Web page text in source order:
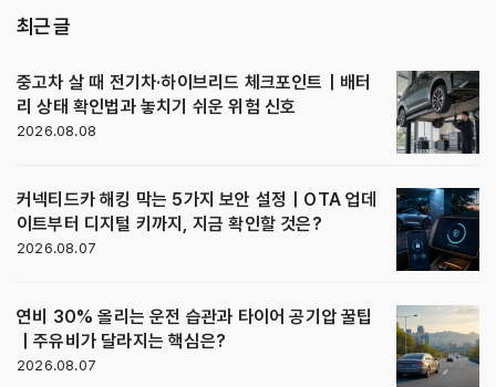
최근 글
중고차 살 때 전기차·하이브리드 체크포인트｜배터
리 상태 확인법과 놓치기 쉬운 위험 신호
2026.08.08
커넥티드카 해킹 막는 5가지 보안 설정｜OTA 업데
이트부터 디지털 키까지, 지금 확인할 것은?
2026.08.07
연비 30% 올리는 운전 습관과 타이어 공기압 꿀팁
｜주유비가 달라지는 핵심은?
2026.08.07